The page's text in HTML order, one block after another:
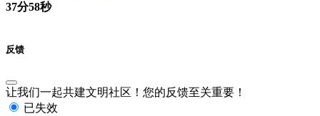
37分58秒
反馈
让我们一起共建文明社区！您的反馈至关重要！
已失效